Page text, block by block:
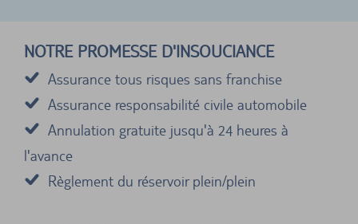
NOTRE PROMESSE D'INSOUCIANCE
Assurance tous risques sans franchise
Assurance responsabilité civile automobile
Annulation gratuite jusqu'à 24 heures à
l'avance
Règlement du réservoir plein/plein